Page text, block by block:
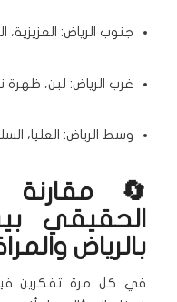
جنوب الرياض:
غرب الرياض: لبن، ظهرة
وسط الرياض: العليا،
🔄 مقارنة
الحقيقي
بالرياض
في كل مرة تفكرين